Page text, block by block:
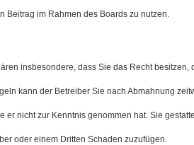
Beitrag im Rahmen des Boards zu nutzen.
insbesondere, dass Sie das Recht besitzen,
kann der Betreiber Sie nach Abmahnung
er nicht zur Kenntnis genommen hat. Sie
oder einem Dritten Schaden zuzufügen.